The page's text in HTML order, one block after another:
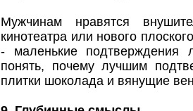
Мужчинам нравятся
кинотеатра или нового
- маленькие
понять, почему лучшим
плитки шоколада и вянущие